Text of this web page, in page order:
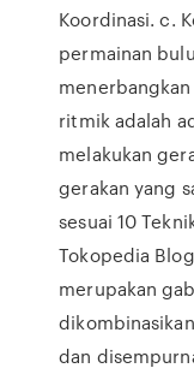
Koordinasi. c.
permainan
ritmik adalah
melakukan
gerakan yang
sesuai 10
Tokopedia
merupakan
dan